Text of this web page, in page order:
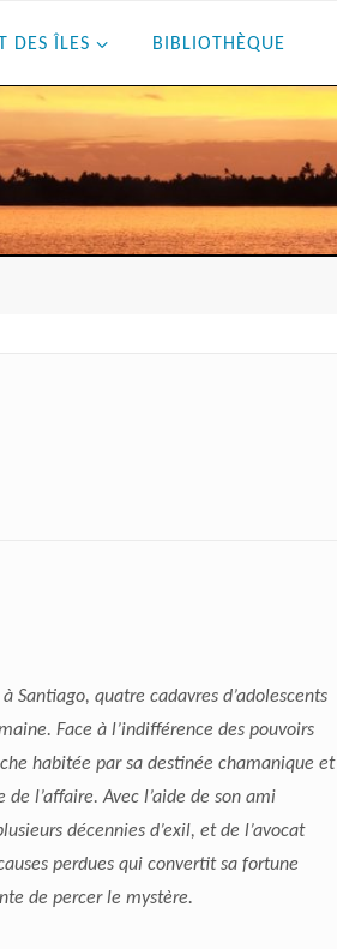
DES ÎLES BIBLIOTHÈQUE
Santiago, quatre cadavres d’adolescents
Face à l’indifférence des pouvoirs
habitée par sa destinée chamanique et
de l’affaire. Avec l’aide de son ami
décennies d’exil, et de l’avocat
perdues qui convertit sa fortune
de percer le mystère.